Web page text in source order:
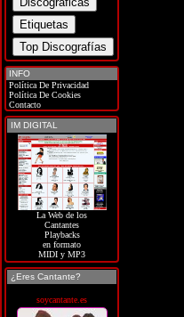
INFO
Política De Privacidad
Política De Cookies
Contacto
IM DIGITAL
La Web de los
Cantantes
Playbacks
en formato
MIDI y MP3
¿Eres Cantante?
soycantante.es